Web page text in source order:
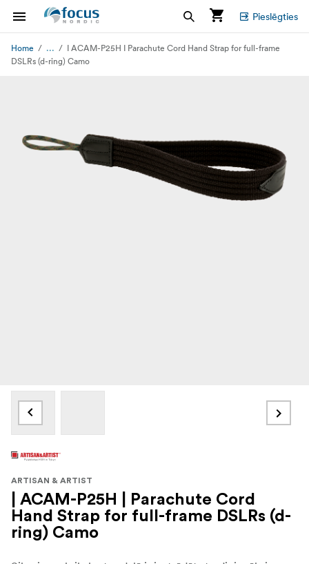
Pieslēgties
Home ...
I ACAM-P25H I Parachute Cord Hand Strap for full-frame
DSLRs (d-ring) Camo
ARTISAN & ARTIST
| ACAM-P25H | Parachute Cord
Hand Strap for full-frame DSLRs (d-
ring) Camo